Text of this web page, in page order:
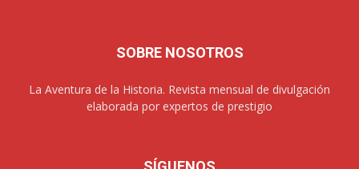
SOBRE NOSOTROS
La Aventura de la Historia. Revista mensual de divulgación
elaborada por expertos de prestigio